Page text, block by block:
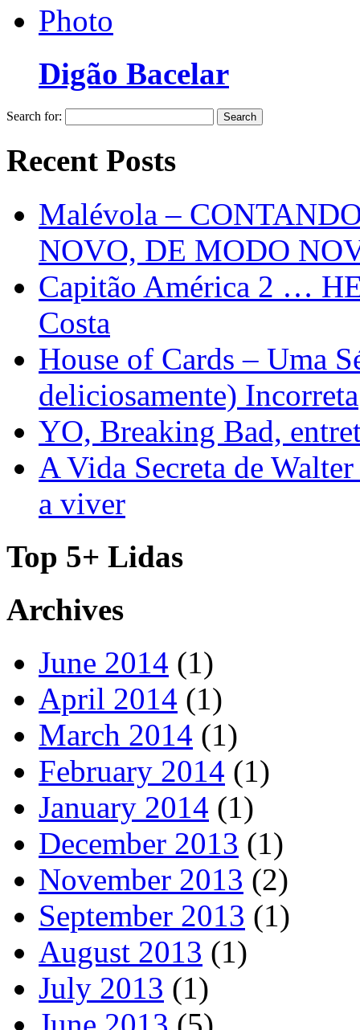
Digão Bacelar
Search for:
Recent Posts
Malévola –
NOVO, DE MODO
Capitão América 2 …
Costa
House of Cards – Uma
deliciosamente) Incorreta
YO, Breaking Bad,
A Vida Secreta de
a viver
Top 5+ Lidas
Archives
June 2014 (1)
April 2014 (1)
March 2014 (1)
February 2014 (1)
January 2014 (1)
December 2013 (1)
November 2013 (2)
September 2013 (1)
August 2013 (1)
July 2013 (1)